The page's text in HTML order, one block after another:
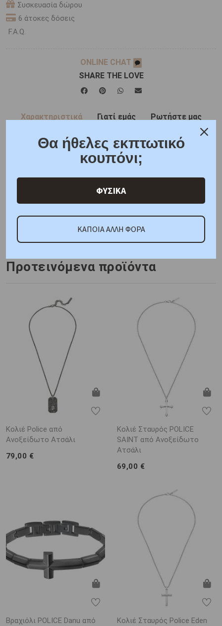
Συσκευασία δώρου
6 άτοκες δόσεις
F.A.Q.
ONLINE CHAT
SHARE THE LOVE
Χαρακτηριστικά Γιατί εμάς Ρωτήστε μας
Κριτικές
ΑΜΕΣΑ ΔΙΑΘΕΣΙΜΟ
Μέταλλο : Επιχρυσωμένο Ατσάλι
Πιστοποίηση : Police
Κωδικός Προμηθευτή:
Προτεινόμενα προϊόντα
Κολιέ Police από
Ανοξείδωτο Ατσάλι
79,00 €
Κολιέ Σταυρός POLICE
SAINT από Ανοξείδωτο
Ατσάλι
69,00 €
Βραχιόλι POLICE Danu από
Κολιέ Σταυρός Police Eden
Θα ήθελες εκπτωτικό
κουπόνι;
ΦΥΣΙΚΑ
ΚΑΠΟΙΑ ΑΛΛΗ ΦΟΡΑ